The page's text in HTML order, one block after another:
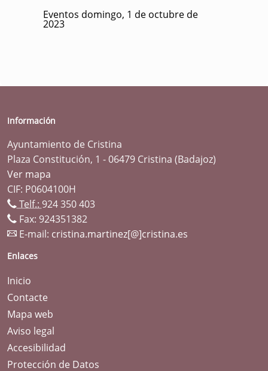
Eventos domingo, 1 de octubre de
2023
Información
Ayuntamiento de Cristina
Plaza Constitución, 1 - 06479 Cristina (Badajoz)
Ver mapa
CIF: P0604100H
Telf.: 924 350 403
Fax: 924351382
E-mail: cristina.martinez[@]cristina.es
Enlaces
Inicio
Contacte
Mapa web
Aviso legal
Accesibilidad
Protección de Datos